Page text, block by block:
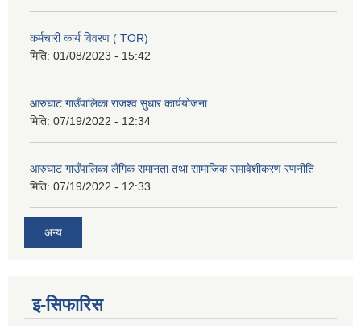
कर्मचारी कार्य विवरण ( TOR)
मिति: 01/08/2023 - 15:42
आरुघाट गाउँपालिका राजश्व सुधार कार्ययोजना
मिति: 07/19/2022 - 12:34
आरुघाट गाउँपालिका लैंगिक समानता तथा सामाजिक समावेशीकरण रणनीति
मिति: 07/19/2022 - 12:33
अन्य
इ-सिफारिस